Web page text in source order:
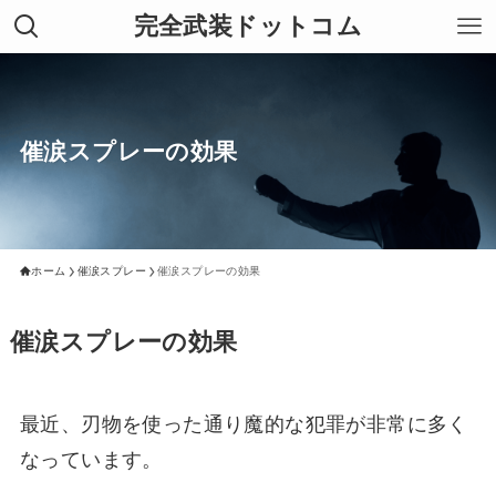
完全武装ドットコム
催涙スプレーの効果
ホーム 催涙スプレー 催涙スプレーの効果
催涙スプレーの効果
最近、刃物を使った通り魔的な犯罪が非常に多く
なっています。